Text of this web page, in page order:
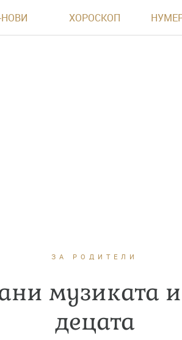
ХОРОСКОП
ЗА РОДИТЕЛИ
музиката
децата